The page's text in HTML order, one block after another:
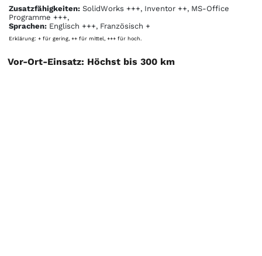
Zusatzfähigkeiten: SolidWorks +++, Inventor ++, MS-Office
Programme +++,
Sprachen: Englisch +++, Französisch +
Erklärung: + für gering, ++ für mittel, +++ für hoch.
Vor-Ort-Einsatz: Höchst bis 300 km